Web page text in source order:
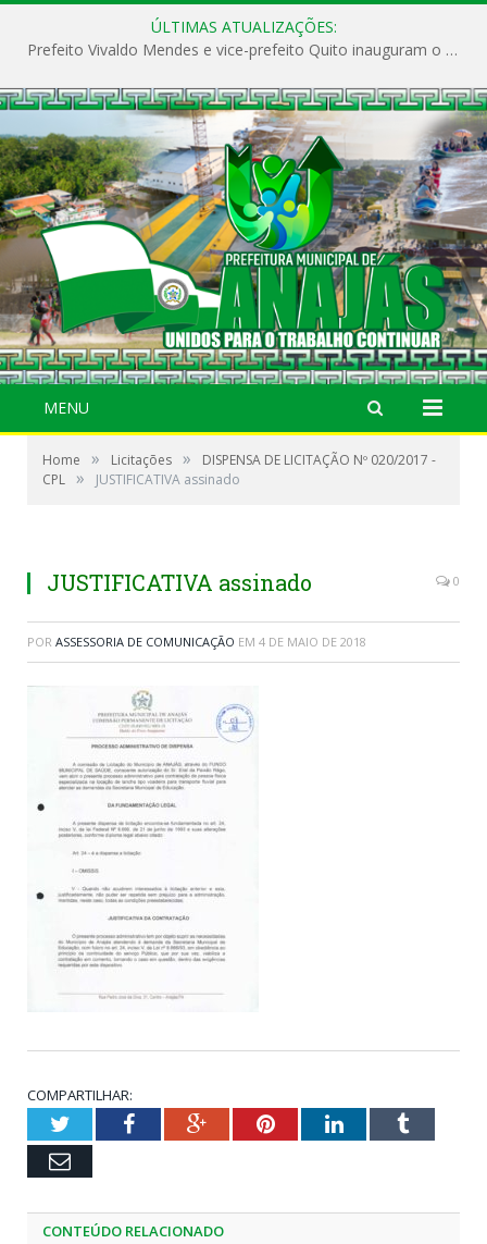
ÚLTIMAS ATUALIZAÇÕES:
Prefeito Vivaldo Mendes e vice-prefeito Quito inauguram o CAPS e fortalecem a saúde pública em Anajás.
MENU
Home » Licitações »
DISPENSA DE LICITAÇÃO Nº 020/2017 -
CPL » JUSTIFICATIVA assinado
JUSTIFICATIVA assinado 0
POR ASSESSORIA DE COMUNICAÇÃO EM 4 DE MAIO DE 2018
COMPARTILHAR:
TwitterFacebookGoogle+PinterestLinkedInTumblr
Email
CONTEÚDO RELACIONADO